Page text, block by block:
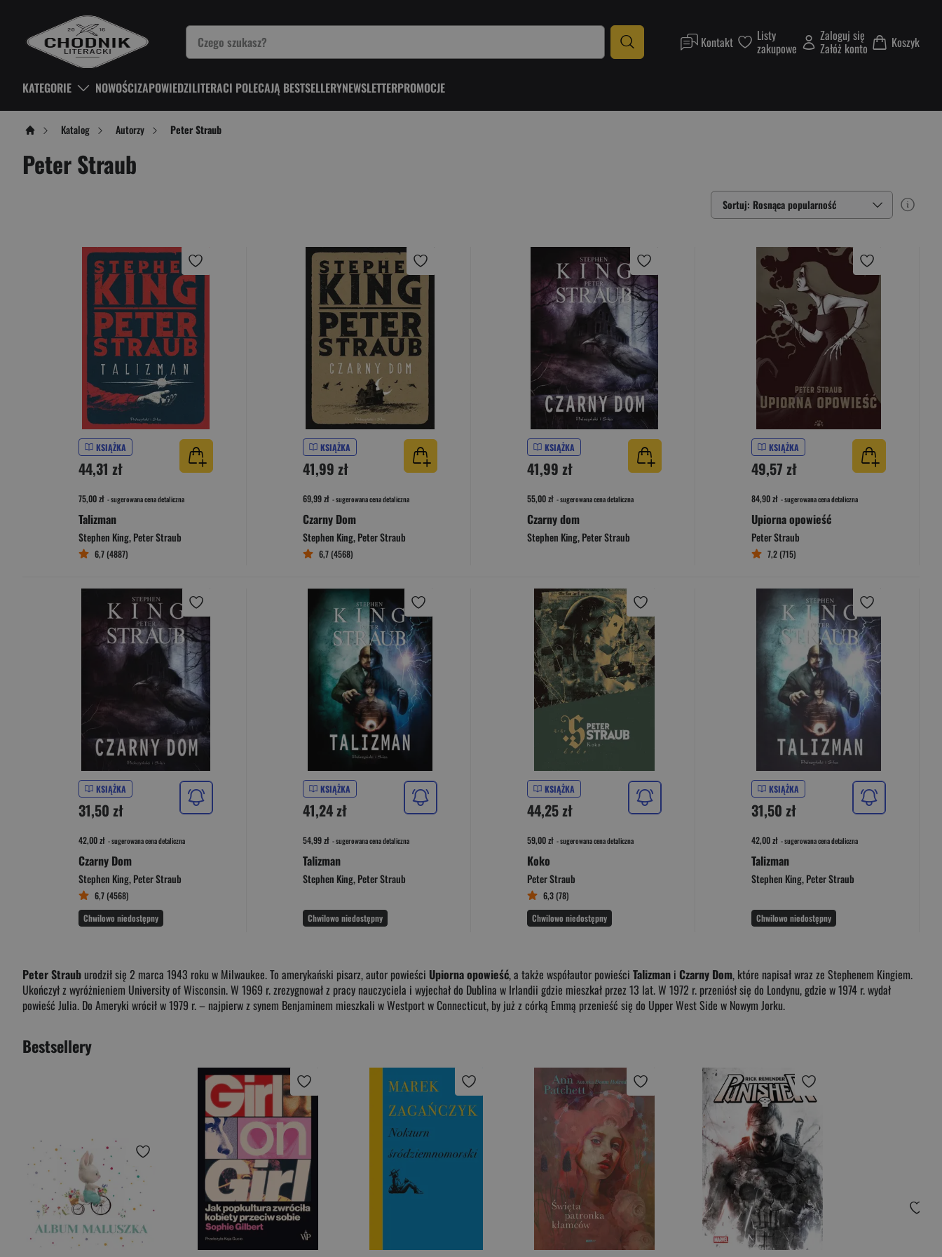
Kontakt Listy
zakupowe
Zaloguj się
Załóż konto Koszyk
KATEGORIE NOWOŚCIZAPOWIEDZILITERACI POLECAJĄ BESTSELLERYNEWSLETTERPROMOCJE
Katalog Autorzy Peter Straub
Peter Straub
Sortuj: Rosnąca popularność
KSIĄŻKA
44,31 zł
75,00 zł - sugerowana cena detaliczna
Talizman
Stephen King,Peter Straub
6,7 (4887)
KSIĄŻKA
41,99 zł
69,99 zł - sugerowana cena detaliczna
Czarny Dom
Stephen King,Peter Straub
6,7 (4568)
KSIĄŻKA
41,99 zł
55,00 zł - sugerowana cena detaliczna
Czarny dom
Stephen King,Peter Straub
KSIĄŻKA
49,57 zł
84,90 zł - sugerowana cena detaliczna
Upiorna opowieść
Peter Straub
7,2 (715)
KSIĄŻKA
31,50 zł
42,00 zł - sugerowana cena detaliczna
Czarny Dom
Stephen King,Peter Straub
6,7 (4568)
Chwilowo niedostępny
KSIĄŻKA
41,24 zł
54,99 zł - sugerowana cena detaliczna
Talizman
Stephen King,Peter Straub
Chwilowo niedostępny
KSIĄŻKA
44,25 zł
59,00 zł - sugerowana cena detaliczna
Koko
Peter Straub
6,3 (78)
Chwilowo niedostępny
KSIĄŻKA
31,50 zł
42,00 zł - sugerowana cena detaliczna
Talizman
Stephen King,Peter Straub
Chwilowo niedostępny
Peter Strauburodził się 2 marca 1943 roku w Milwaukee. To amerykański pisarz, autor powieści Upiorna opowieść, a także współautor powieści Talizman i Czarny Dom, które napisał wraz ze Stephenem Kingiem.
Ukończył z wyróżnieniem University of Wisconsin. W 1969 r. zrezygnował z pracy nauczyciela i wyjechał do Dublina w Irlandii gdzie mieszkał przez 13 lat. W 1972 r. przeniósł się do Londynu, gdzie w 1974 r. wydał
powieść Julia. Do Ameryki wrócił w 1979 r. – najpierw z synem Benjaminem mieszkali w Westport w Connecticut, by już z córką Emmą przenieść się do Upper West Side w Nowym Jorku.
Bestsellery